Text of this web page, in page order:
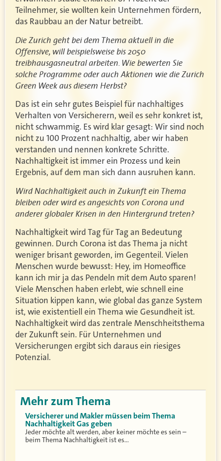
Teilnehmer, sie wollten kein Unternehmen fördern,
das Raubbau an der Natur betreibt.
Die Zurich geht bei dem Thema aktuell in die
Offensive, will beispielsweise bis 2050
treibhausgasneutral arbeiten. Wie bewerten Sie
solche Programme oder auch Aktionen wie die Zurich
Green Week aus diesem Herbst?
Das ist ein sehr gutes Beispiel für nachhaltiges
Verhalten von Versicherern, weil es sehr konkret ist,
nicht schwammig. Es wird klar gesagt: Wir sind noch
nicht zu 100 Prozent nachhaltig, aber wir haben
verstanden und nennen konkrete Schritte.
Nachhaltigkeit ist immer ein Prozess und kein
Ergebnis, auf dem man sich dann ausruhen kann.
Wird Nachhaltigkeit auch in Zukunft ein Thema
bleiben oder wird es angesichts von Corona und
anderer globaler Krisen in den Hintergrund treten?
Nachhaltigkeit wird Tag für Tag an Bedeutung
gewinnen. Durch Corona ist das Thema ja nicht
weniger brisant geworden, im Gegenteil. Vielen
Menschen wurde bewusst: Hey, im Homeoffice
kann ich mir ja das Pendeln mit dem Auto sparen!
Viele Menschen haben erlebt, wie schnell eine
Situation kippen kann, wie global das ganze System
ist, wie existentiell ein Thema wie Gesundheit ist.
Nachhaltigkeit wird das zentrale Menschheitsthema
der Zukunft sein. Für Unternehmen und
Versicherungen ergibt sich daraus ein riesiges
Potenzial.
Mehr zum Thema
Versicherer und Makler müssen beim Thema
Nachhaltigkeit Gas geben
Jeder möchte alt werden, aber keiner möchte es sein –
beim Thema Nachhaltigkeit ist es…